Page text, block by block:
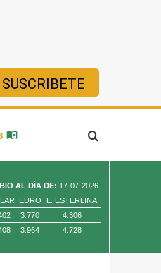
SUSCRIBETE
$/ Oz. Tr.
AL DÍA DE: 17-07-2026
EURO
L. ESTERLINA
3.770
4.306
3.964 4.728